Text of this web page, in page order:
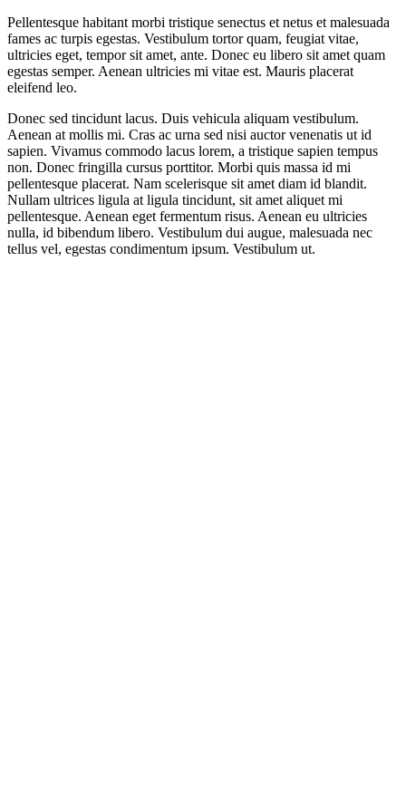
Pellentesque habitant morbi tristique senectus et netus et malesuada
fames ac turpis egestas. Vestibulum tortor quam, feugiat vitae,
ultricies eget, tempor sit amet, ante. Donec eu libero sit amet quam
egestas semper. Aenean ultricies mi vitae est. Mauris placerat
eleifend leo.
Donec sed tincidunt lacus. Duis vehicula aliquam vestibulum.
Aenean at mollis mi. Cras ac urna sed nisi auctor venenatis ut id
sapien. Vivamus commodo lacus lorem, a tristique sapien tempus
non. Donec fringilla cursus porttitor. Morbi quis massa id mi
pellentesque placerat. Nam scelerisque sit amet diam id blandit.
Nullam ultrices ligula at ligula tincidunt, sit amet aliquet mi
pellentesque. Aenean eget fermentum risus. Aenean eu ultricies
nulla, id bibendum libero. Vestibulum dui augue, malesuada nec
tellus vel, egestas condimentum ipsum. Vestibulum ut.